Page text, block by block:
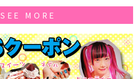
SEE MORE